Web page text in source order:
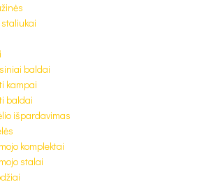
staliukai
baldai
kampai
baldai
išpardavimas
komplektai
stalai